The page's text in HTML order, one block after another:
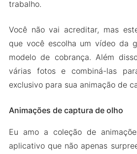
trabalho.
Você não vai acreditar, mas
que você escolha um vídeo da
modelo de cobrança. Além
várias fotos e combiná-las
exclusivo para sua animação de
Animações de captura de olho
Eu amo a coleção de
aplicativo que não apenas